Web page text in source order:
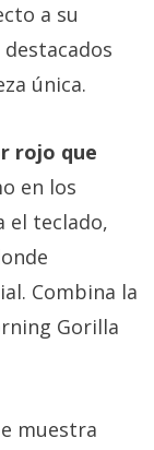
a su
única.
rojo que
en los
el teclado,
Combina la
Gorilla
muestra